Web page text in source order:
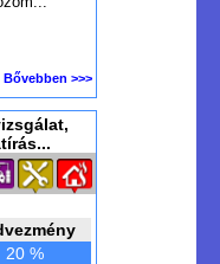
Bővebben >>>
20 %